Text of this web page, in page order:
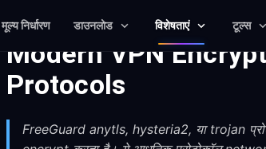
मूल्य निर्धारण डाउनलोड विशेषताएं टूल्स
Modern VPN
Protocols
FreeGuard anytls, hysteria2, या trojan